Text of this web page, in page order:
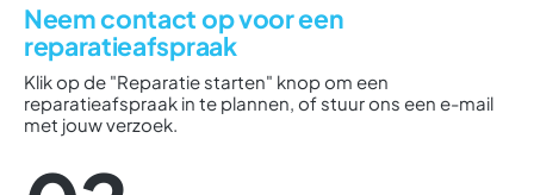
Neem contact op voor een
reparatieafspraak
Klik op de "Reparatie starten" knop om een
reparatieafspraak in te plannen, of stuur ons een e-mail
met jouw verzoek.